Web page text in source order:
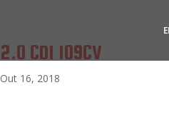
2.0 CDI 109CV
Out 16, 2018